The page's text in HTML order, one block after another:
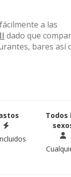
a las
dado que
bares así
Todos